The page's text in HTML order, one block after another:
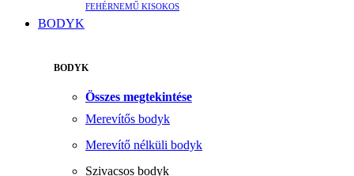
FEHÉRNEMŰ KISOKOS
BODYK
BODYK
Összes megtekintése
Merevítős bodyk
Merevítő nélküli bodyk
Szivacsos bodyk